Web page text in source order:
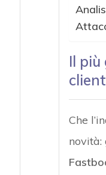
Il
Che
novità: